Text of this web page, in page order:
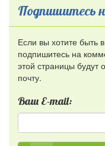
Подпишитесь
Если вы хотите быть
подпишитесь на
этой страницы будут
почту.
Ваш E-mail: